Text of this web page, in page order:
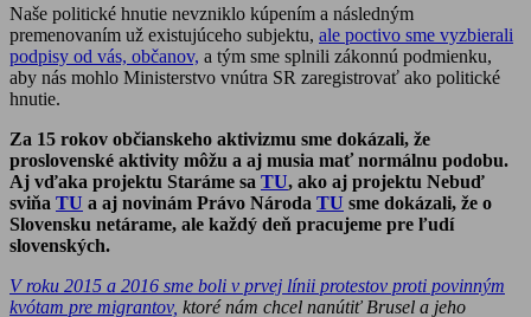
Naše politické hnutie nevzniklo kúpením a následným
premenovaním už existujúceho subjektu, ale poctivo sme vyzbierali
podpisy od vás, občanov, a tým sme splnili zákonnú podmienku,
aby nás mohlo Ministerstvo vnútra SR zaregistrovať ako politické
hnutie.
Za 15 rokov občianskeho aktivizmu sme dokázali, že
proslovenské aktivity môžu a aj musia mať normálnu podobu.
Aj vďaka projektu Staráme sa TU, ako aj projektu Nebuď
sviňa TU a aj novinám Právo Národa TU sme dokázali, že o
Slovensku netárame, ale každý deň pracujeme pre ľudí
slovenských.
V roku 2015 a 2016 sme boli v prvej línii protestov proti povinným
kvótam pre migrantov, ktoré nám chcel nanútiť Brusel a jeho